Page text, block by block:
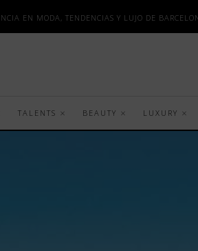
EN MODA, TENDENCIAS Y LUJO DE
TALENTS BEAUTY LUXURY